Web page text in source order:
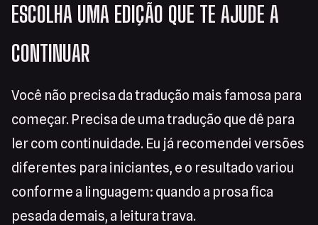
ESCOLHA UMA EDIÇÃO QUE TE AJUDE A
CONTINUAR
Você não precisa da tradução mais famosa para
começar. Precisa de uma tradução que dê para
ler com continuidade. Eu já recomendei versões
diferentes para iniciantes, e o resultado variou
conforme a linguagem: quando a prosa fica
pesada demais, a leitura trava.